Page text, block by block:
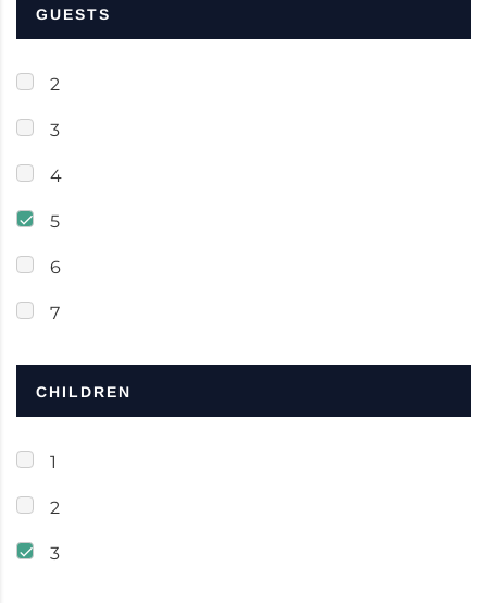
GUESTS
2
3
4
5
6
7
CHILDREN
1
2
3